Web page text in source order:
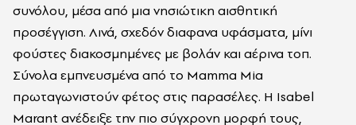
συνόλου, μέσα από μια νησιώτικη αισθητική
προσέγγιση. Λινά, σχεδόν διαφανα υφάσματα, μίνι
φούστες διακοσμημένες με βολάν και αέρινα τοπ.
Σύνολα εμπνευσμένα από το Mamma Mia
πρωταγωνιστούν φέτος στις παρασέλες. Η Isabel
Marant ανέδειξε την πιο σύγχρονη μορφή τους,